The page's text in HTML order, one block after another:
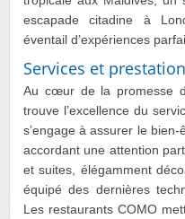
escapade citadine à
éventail d’expériences
Services et
Au cœur de la promesse
trouve l’excellence du
s’engage à assurer le
accordant une attention
et suites, élégamment
équipé des dernières
Les restaurants COMO